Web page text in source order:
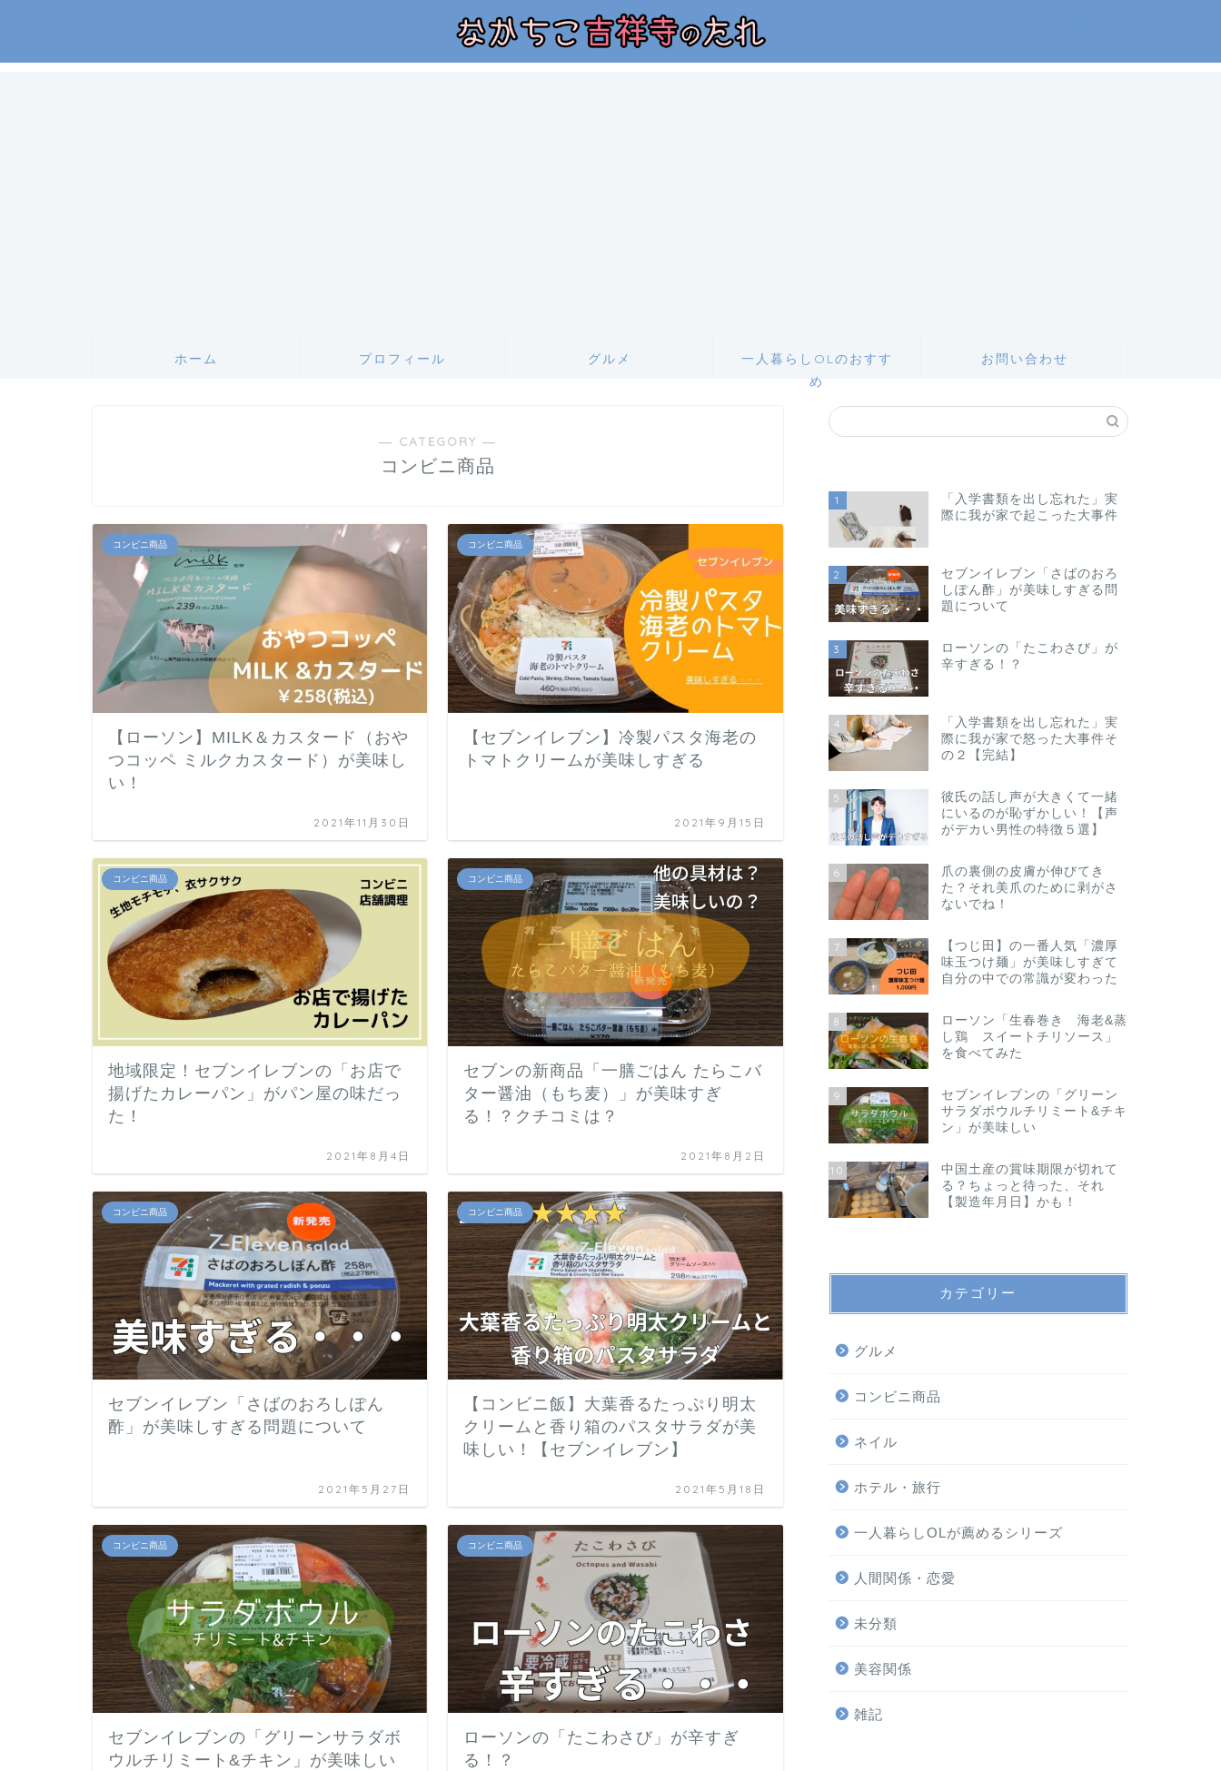
ホーム プロフィール グルメ
一人暮らしOLのおすす
め
お問い合わせ
― CATEGORY ―
コンビニ商品
コンビニ商品
【ローソン】MILK＆カスタード（おや
つコッペ ミルクカスタード）が美味し
い！
2021年11月30日
コンビニ商品
【セブンイレブン】冷製パスタ海老の
トマトクリームが美味しすぎる
2021年9月15日
コンビニ商品
地域限定！セブンイレブンの「お店で
揚げたカレーパン」がパン屋の味だっ
た！
2021年8月4日
コンビニ商品
セブンの新商品「一膳ごはん たらこバ
ター醤油（もち麦）」が美味すぎ
る！？クチコミは？
2021年8月2日
コンビニ商品
セブンイレブン「さばのおろしぽん
酢」が美味しすぎる問題について
2021年5月27日
コンビニ商品
【コンビニ飯】大葉香るたっぷり明太
クリームと香り箱のパスタサラダが美
味しい！【セブンイレブン】
2021年5月18日
コンビニ商品
セブンイレブンの「グリーンサラダボ
ウルチリミート&チキン」が美味しい
コンビニ商品
ローソンの「たこわさび」が辛すぎ
る！？
1
「入学書類を出し忘れた」実
際に我が家で起こった大事件
2
セブンイレブン「さばのおろ
しぽん酢」が美味しすぎる問
題について
3
ローソンの「たこわさび」が
辛すぎる！？
4
「入学書類を出し忘れた」実
際に我が家で怒った大事件そ
の２【完結】
5
彼氏の話し声が大きくて一緒
にいるのが恥ずかしい！【声
がデカい男性の特徴５選】
6
爪の裏側の皮膚が伸びてき
た？それ美爪のために剥がさ
ないでね！
7
【つじ田】の一番人気「濃厚
味玉つけ麺」が美味しすぎて
自分の中での常識が変わった
8
ローソン「生春巻き 海老&蒸
し鶏 スイートチリソース」
を食べてみた
9
セブンイレブンの「グリーン
サラダボウルチリミート&チキ
ン」が美味しい
10
中国土産の賞味期限が切れて
る？ちょっと待った、それ
【製造年月日】かも！
カテゴリー
グルメ
コンビニ商品
ネイル
ホテル・旅行
一人暮らしOLが薦めるシリーズ
人間関係・恋愛
未分類
美容関係
雑記